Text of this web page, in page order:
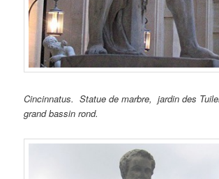
Cincinnatus. Statue de marbre, jardin des
grand bassin rond.